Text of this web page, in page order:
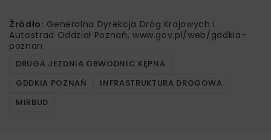
Źródło: Generalna Dyrekcja Dróg Krajowych i
Autostrad Oddział Poznań, www.gov.pl/web/gddkia-
poznan
DRUGA JEZDNIA OBWODNIC KĘPNA
GDDKIA POZNAŃ
INFRASTRUKTURA DROGOWA
MIRBUD